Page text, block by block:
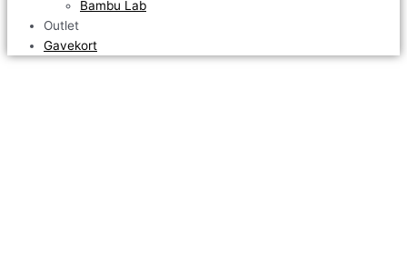
Bambu Lab
Outlet
Gavekort